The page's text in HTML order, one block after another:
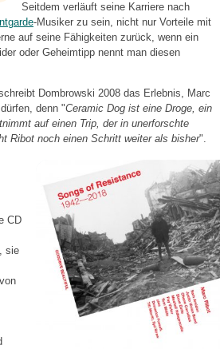
Seitdem verläuft seine Karriere nach
-Musiker zu sein, nicht nur Vorteile mit
auf seine Fähigkeiten zurück, wenn ein
oder Geheimtipp nennt man diesen
Dombrowski 2008 das Erlebnis, Marc
denn "Ceramic Dog ist eine Droge, ein
auf einen Trip, der in unerforschte
Ribot noch einen Schritt weiter als bisher".
CD
sie